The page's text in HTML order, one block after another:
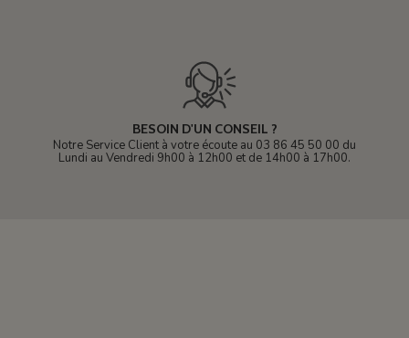
BESOIN D'UN CONSEIL ?
Notre Service Client à votre écoute au 03 86 45 50 00 du
Lundi au Vendredi 9h00 à 12h00 et de 14h00 à 17h00.